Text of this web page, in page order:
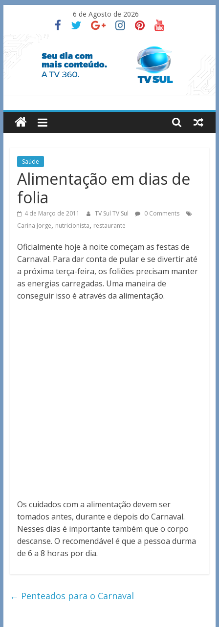
content
6 de Agosto de 2026
TV
Sul
Notícias
Guaxupé
região.
Saúde
Alimentação em dias de
folia
4 de Março de 2011 TV Sul TV Sul
0 Comments
Carina Jorge, nutricionista, restaurante
Oficialmente hoje à noite começam as festas de
Carnaval. Para dar conta de pular e se divertir até
a próxima terça-feira, os foliões precisam manter
as energias carregadas. Uma maneira de
conseguir isso é através da alimentação.
Os cuidados com a alimentação devem ser
tomados antes, durante e depois do Carnaval.
Nesses dias é importante também que o corpo
descanse. O recomendável é que a pessoa durma
de 6 a 8 horas por dia.
← Penteados para o Carnaval